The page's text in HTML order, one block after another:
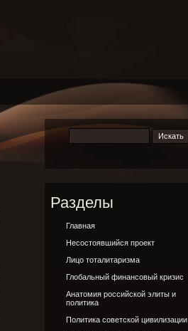
Разделы
Главная
Несостоявшийся проект
Лицо тоталитаризма
Глобальный финансовый кризис
Анатомия российской элиты и
политика
Политика советской цивилизации